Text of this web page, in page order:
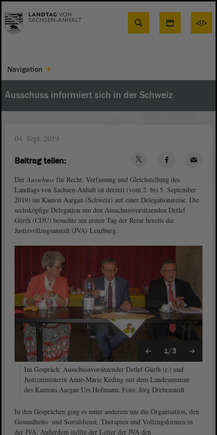
Suche
Navigation
Ausschuss informiert sich in der Schweiz
04. Sept. 2019
DerAusschuss für Recht, Verfassung und Gleichstellung des
Landtags von Sachsen-Anhalt ist derzeit (vom 2. bis 5. September
2019) im Kanton Aargau (Schweiz) auf einer Delegationsreise. Die
sechsköpfige Delegation um den Ausschussvorsitzenden Detlef
Gürth (CDU) besuchte am ersten Tag der Reise bereits die
Justizvollzugsanstalt (JVA) Lenzburg.
1/3
Im Gespräch: Ausschussvorsitzender Detlef Gürth (r.) und
Justizministerin Anne-Marie Keding mit dem Landesamman
des Kantons Aargau Urs Hofmann. Foto: Jörg Drebenstedt
In den Gesprächen ging es unter anderem um die Organisation, den
Gesundheits- und Sozialdienst, Therapien und Vollzugsformen in
der JVA. Außerdem stellte der Leiter der JVA den
Beitrag teilen: